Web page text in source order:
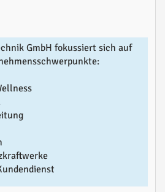
GmbH fokussiert sich auf